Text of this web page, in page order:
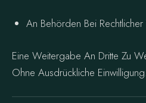
An Behörden Bei
Eine Weitergabe An Dritte Zu
Ohne Ausdrückliche Einwilligung.